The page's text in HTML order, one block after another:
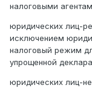
налоговыми
юридических лиц-
исключением
налоговый режим
упрощенной
юридических лиц-